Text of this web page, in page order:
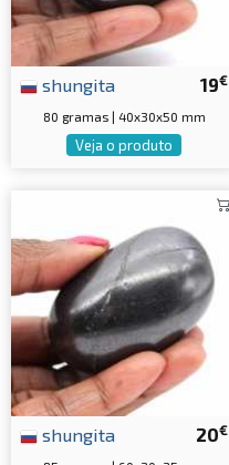
19€
shungita
80 gramas | 40x30x50 mm
Veja o produto
20€
shungita